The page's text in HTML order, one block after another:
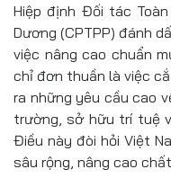
Hiệp định Đối tác
Dương (CPTPP) đánh
việc nâng cao chuẩn
chỉ đơn thuần là việc
ra những yêu cầu cao
trường, sở hữu trí tuệ
Điều này đòi hỏi Việt
sâu rộng, nâng cao